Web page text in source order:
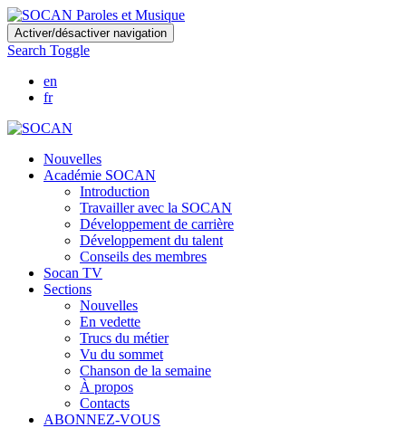
Skip
to
main
content
Activer/désactiver navigation
Search Toggle
en
fr
Nouvelles
Académie SOCAN
Introduction
Travailler avec la SOCAN
Développement de carrière
Développement du talent
Conseils des membres
Socan TV
Sections
Nouvelles
En vedette
Trucs du métier
Vu du sommet
Chanson de la semaine
À propos
Contacts
ABONNEZ-VOUS